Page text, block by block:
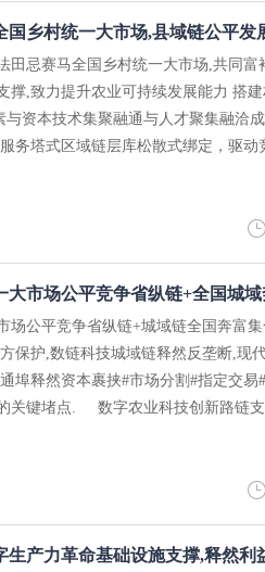
国乡村统一大市场,县域链公平发
田忌赛马全国乡村统一大市场,共同富
撑,致力提升农业可持续发展能力 搭
资本技术集聚融通与人才聚集融洽
务塔式区域链层库松散式绑定，驱动
市场公平竞争省纵链+全国城
场公平竞争省纵链+城域链全国奔富
保护,数链科技城域链释然反垄断,现
埠释然资本裹挟#市场分割#指定交易
关键堵点. 数字农业科技创新路链
产力革命基础设施支撑,释然利